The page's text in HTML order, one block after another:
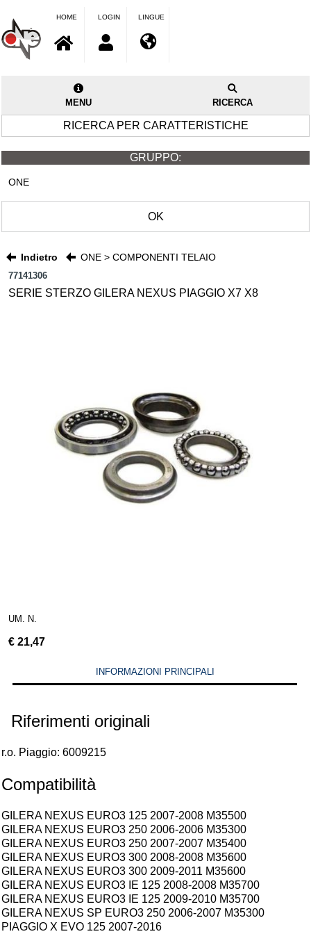
HOME LOGIN LINGUE
MENU RICERCA
RICERCA PER CARATTERISTICHE
GRUPPO:
ONE
OK
Indietro ONE > COMPONENTI TELAIO
77141306
SERIE STERZO GILERA NEXUS PIAGGIO X7 X8
UM. N.
€ 21,47
INFORMAZIONI PRINCIPALI
Riferimenti originali
r.o. Piaggio: 6009215
Compatibilità
GILERA NEXUS EURO3 125 2007-2008 M35500
GILERA NEXUS EURO3 250 2006-2006 M35300
GILERA NEXUS EURO3 250 2007-2007 M35400
GILERA NEXUS EURO3 300 2008-2008 M35600
GILERA NEXUS EURO3 300 2009-2011 M35600
GILERA NEXUS EURO3 IE 125 2008-2008 M35700
GILERA NEXUS EURO3 IE 125 2009-2010 M35700
GILERA NEXUS SP EURO3 250 2006-2007 M35300
PIAGGIO X EVO 125 2007-2016